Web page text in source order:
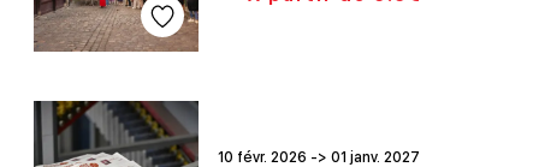
10 févr. 2026 -> 01 janv. 2027